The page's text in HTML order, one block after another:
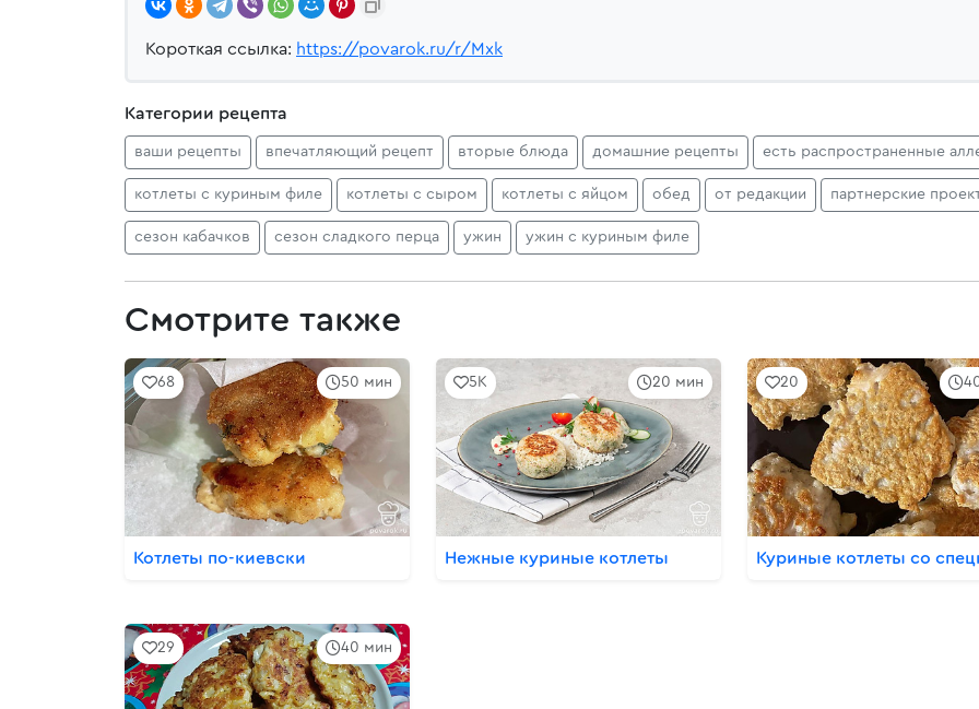
Короткая ссылка: https://povarok.ru/r/Mxk
Категории рецепта
ваши рецепты впечатляющий рецепт вторые блюда домашние рецепты есть распространенные
котлеты с куриным филе котлеты с сыром котлеты с яйцом обед от редакции партнерские
сезон кабачков сезон сладкого перца ужин ужин с куриным филе
Смотрите также
50 мин
68
Котлеты по-киевски
20 мин
5K
Нежные куриные котлеты
20
Куриные котлеты со
40 мин
29